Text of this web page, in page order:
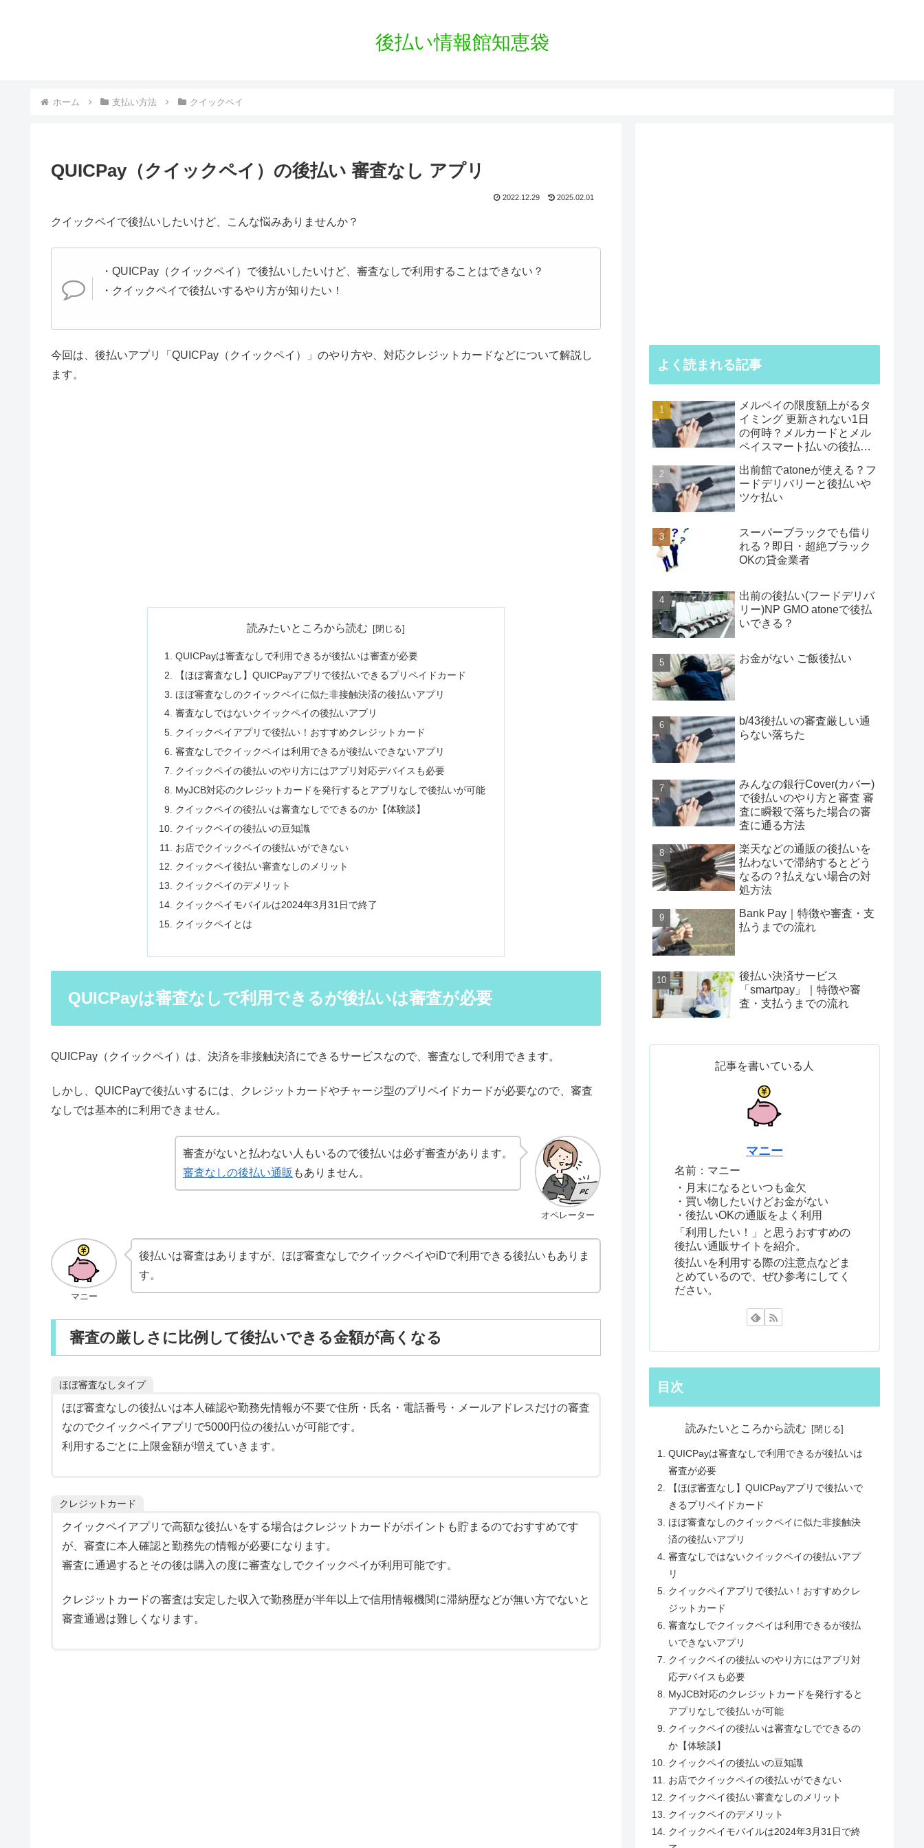
後払い情報館知恵袋
ホーム 支払い方法 クイックペイ
QUICPay（クイックペイ）の後払い 審査なし アプリ
2022.12.29 2025.02.01
クイックペイで後払いしたいけど、こんな悩みありませんか？
・QUICPay（クイックペイ）で後払いしたいけど、審査なしで利用することはできない？
・クイックペイで後払いするやり方が知りたい！
今回は、後払いアプリ「QUICPay（クイックペイ）」のやり方や、対応クレジットカードなどについて解説し
ます。
読みたいところから読む
QUICPayは審査なしで利用できるが後払いは審査が必要
【ほぼ審査なし】QUICPayアプリで後払いできるプリペイドカード
ほぼ審査なしのクイックペイに似た非接触決済の後払いアプリ
審査なしではないクイックペイの後払いアプリ
クイックペイアプリで後払い！おすすめクレジットカード
審査なしでクイックペイは利用できるが後払いできないアプリ
クイックペイの後払いのやり方にはアプリ対応デバイスも必要
MyJCB対応のクレジットカードを発行するとアプリなしで後払いが可能
クイックペイの後払いは審査なしでできるのか【体験談】
クイックペイの後払いの豆知識
お店でクイックペイの後払いができない
クイックペイ後払い審査なしのメリット
クイックペイのデメリット
クイックペイモバイルは2024年3月31日で終了
クイックペイとは
QUICPayは審査なしで利用できるが後払いは審査が必要
QUICPay（クイックペイ）は、決済を非接触決済にできるサービスなので、審査なしで利用できます。
しかし、QUICPayで後払いするには、クレジットカードやチャージ型のプリペイドカードが必要なので、審査
なしでは基本的に利用できません。
オペレーター
審査がないと払わない人もいるので後払いは必ず審査があります。
審査なしの後払い通販 もありません。
マニー
後払いは審査はありますが、ほぼ審査なしでクイックペイやiDで利用できる後払いもありま
す。
審査の厳しさに比例して後払いできる金額が高くなる
ほぼ審査なしタイプ
ほぼ審査なしの後払いは本人確認や勤務先情報が不要で住所・氏名・電話番号・メールアドレスだけの審査
なのでクイックペイアプリで5000円位の後払いが可能です。
利用するごとに上限金額が増えていきます。
クレジットカード
クイックペイアプリで高額な後払いをする場合はクレジットカードがポイントも貯まるのでおすすめです
が、審査に本人確認と勤務先の情報が必要になります。
審査に通過するとその後は購入の度に審査なしでクイックペイが利用可能です。
クレジットカードの審査は安定した収入で勤務歴が半年以上で信用情報機関に滞納歴などが無い方でないと
審査通過は難しくなります。
よく読まれる記事
メルペイの限度額上がるタ
イミング 更新されない1日
の何時？メルカードとメル
ペイスマート払いの後払い
出前館でatoneが使える？フ
ードデリバリーと後払いや
ツケ払い
スーパーブラックでも借り
れる？即日・超絶ブラック
OKの貸金業者
出前の後払い(フードデリバ
リー)NP GMO atoneで後払
いできる？
お金がない ご飯後払い
b/43後払いの審査厳しい通
らない落ちた
みんなの銀行Cover(カバー)
で後払いのやり方と審査 審
査に瞬殺で落ちた場合の審
査に通る方法
楽天などの通販の後払いを
払わないで滞納するとどう
なるの？払えない場合の対
処方法
Bank Pay｜特徴や審査・支
払うまでの流れ
後払い決済サービス
「smartpay」｜特徴や審
査・支払うまでの流れ
記事を書いている人
マニー
名前：マニー
・月末になるといつも金欠
・買い物したいけどお金がない
・後払いOKの通販をよく利用
「利用したい！」と思うおすすめの
後払い通販サイトを紹介。
後払いを利用する際の注意点などま
とめているので、ぜひ参考にしてく
ださい。
目次
読みたいところから読む
QUICPayは審査なしで利用できるが後払いは
審査が必要
【ほぼ審査なし】QUICPayアプリで後払いで
きるプリペイドカード
ほぼ審査なしのクイックペイに似た非接触決
済の後払いアプリ
審査なしではないクイックペイの後払いアプ
リ
クイックペイアプリで後払い！おすすめクレ
ジットカード
審査なしでクイックペイは利用できるが後払
いできないアプリ
クイックペイの後払いのやり方にはアプリ対
応デバイスも必要
MyJCB対応のクレジットカードを発行すると
アプリなしで後払いが可能
クイックペイの後払いは審査なしでできるの
か【体験談】
クイックペイの後払いの豆知識
お店でクイックペイの後払いができない
クイックペイ後払い審査なしのメリット
クイックペイのデメリット
クイックペイモバイルは2024年3月31日で終